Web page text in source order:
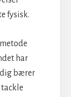
fysisk.
har
bærer